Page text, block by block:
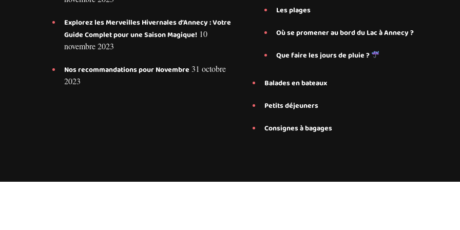
Explorez les Merveilles Hivernales d’Annecy : Votre
Guide Complet pour une Saison Magique! 10
novembre 2023
Nos recommandations pour Novembre 31 octobre
2023
Les plages
Où se promener au bord du Lac à Annecy ?
Que faire les jours de pluie ?
Balades en bateaux
Petits déjeuners
Consignes à bagages